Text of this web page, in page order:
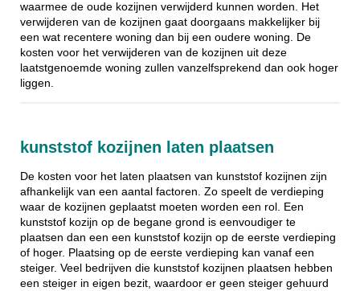
waarmee de oude kozijnen verwijderd kunnen worden. Het
verwijderen van de kozijnen gaat doorgaans makkelijker bij
een wat recentere woning dan bij een oudere woning. De
kosten voor het verwijderen van de kozijnen uit deze
laatstgenoemde woning zullen vanzelfsprekend dan ook hoger
liggen.
kunststof kozijnen laten plaatsen
De kosten voor het laten plaatsen van kunststof kozijnen zijn
afhankelijk van een aantal factoren. Zo speelt de verdieping
waar de kozijnen geplaatst moeten worden een rol. Een
kunststof kozijn op de begane grond is eenvoudiger te
plaatsen dan een een kunststof kozijn op de eerste verdieping
of hoger. Plaatsing op de eerste verdieping kan vanaf een
steiger. Veel bedrijven die kunststof kozijnen plaatsen hebben
een steiger in eigen bezit, waardoor er geen steiger gehuurd